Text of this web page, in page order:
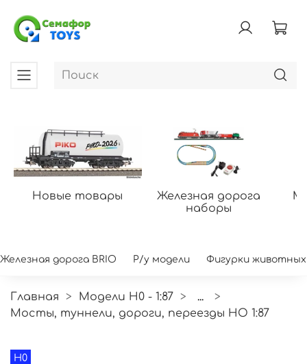
Новые товары
Железная дорога
наборы
Железная дорога BRIO Р/у модели Фигурки животных
Главная Модели H0 - 1:87
...
Мосты, туннели, дороги, переезды HO 1:87
H0